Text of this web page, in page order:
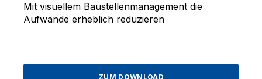
Mit visuellem Baustellenmanagement die
Aufwände erheblich reduzieren
ZUM DOWNLOAD